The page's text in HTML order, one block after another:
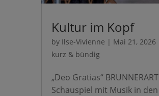
Kultur im Kopf
by Ilse-Vivienne | Mai 21, 2026
kurz & bündig
„Deo Gratias“ BRUNNERART
Schauspiel mit Musik in den